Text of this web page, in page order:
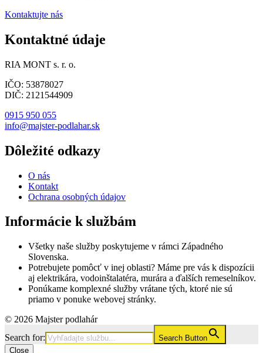
Kontaktujte nás
Kontaktné údaje
RIA MONT s. r. o.
IČO: 53878027
DIČ: 2121544909
0915 950 055
info@majster-podlahar.sk
Dôležité odkazy
O nás
Kontakt
Ochrana osobných údajov
Informácie k službám
Všetky naše služby poskytujeme v rámci Západného
Slovenska.
Potrebujete pomôcť v inej oblasti? Máme pre vás k dispozícii
aj elektrikára, vodoinštalatéra, murára a ďalších remeselníkov.
Ponúkame komplexné služby vrátane tých, ktoré nie sú
priamo v ponuke webovej stránky.
© 2026 Majster podlahár
Search for:
Search Button
Close